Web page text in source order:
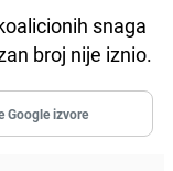
snaga
broj nije iznio.
Google izvore